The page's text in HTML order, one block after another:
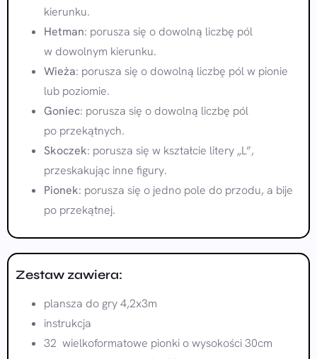
kierunku.
Hetman: porusza się o dowolną liczbę pól
w dowolnym kierunku.
Wieża: porusza się o dowolną liczbę pól w pionie
lub poziomie.
Goniec: porusza się o dowolną liczbę pól
po przekątnych.
Skoczek: porusza się w kształcie litery „L”,
przeskakując inne figury.
Pionek: porusza się o jedno pole do przodu, a bije
po przekątnej.
Zestaw zawiera:
plansza do gry 4,2x3m
instrukcja
32 wielkoformatowe pionki o wysokości 30cm